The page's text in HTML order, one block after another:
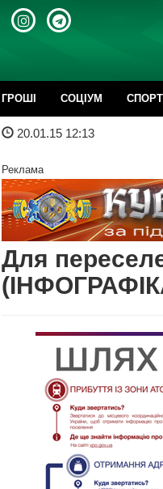
ГРОШІ CОЦІУМ СПОРТ
20.01.15 12:13
Реклама
Для